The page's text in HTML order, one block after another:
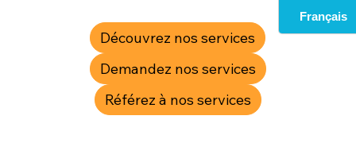
Découvrez nos services
Demandez nos services
Référez à nos services